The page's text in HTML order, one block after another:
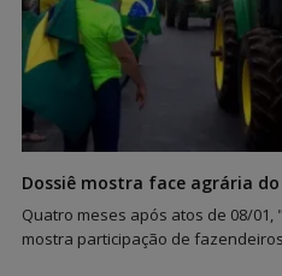
Dossiê mostra face agrária
Quatro meses após atos de 08/
mostra participação de